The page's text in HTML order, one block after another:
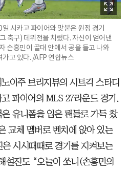
시카고 파이어와 맞붙은 원정 경기
축구) 데뷔전을 치렀다. 자신이 얻어낸
손흥민이 골대 안에서 공을 들고 나와
고 있다. /AFP 연합뉴스
이주 브리지뷰의 시트긱 스타디
파이어의 MLS 27라운드 경기.
유니폼을 입은 팬들로 가득 찼
교체 멤버로 벤치에 앉아 있는
시시때때로 경기를 지켜보는
설진도 “오늘이 쏘니(손흥민의